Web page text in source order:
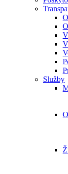
Služby